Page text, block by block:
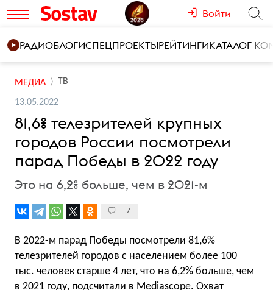
Войти
РАДИОБЛОГИСПЕЦПРОЕКТЫРЕЙТИНГИКАТАЛОГ
МЕДИА ТВ
13.05.2022
81,6% телезрителей крупных
городов России посмотрели
парад Победы в 2022 году
Это на 6,2% больше, чем в 2021-м
7
В 2022-м парад Победы посмотрели 81,6%
телезрителей городов с населением более 100
тыс. человек старше 4 лет, что на 6,2% больше, чем
в 2021 году, подсчитали в Mediascope. Охват